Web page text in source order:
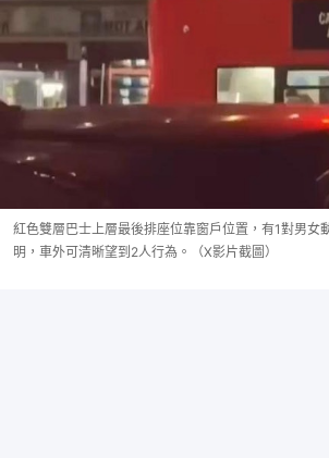
紅色雙層巴士上層最後排座位靠窗戶位置，有1對男女
明，車外可清晰望到2人行為。（X影片截圖）